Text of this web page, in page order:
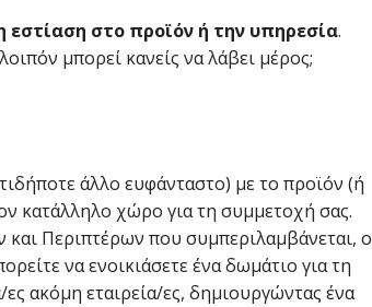
εστίαση στο προϊόν ή την υπηρεσία.
μπορεί κανείς να λάβει μέρος;
άλλο ευφάνταστο) με το προϊόν (ή
κατάλληλο χώρο για τη συμμετοχή σας.
Περιπτέρων που συμπεριλαμβάνεται, ο
να ενοικιάσετε ένα δωμάτιο για τη
ακόμη εταιρεία/ες, δημιουργώντας ένα